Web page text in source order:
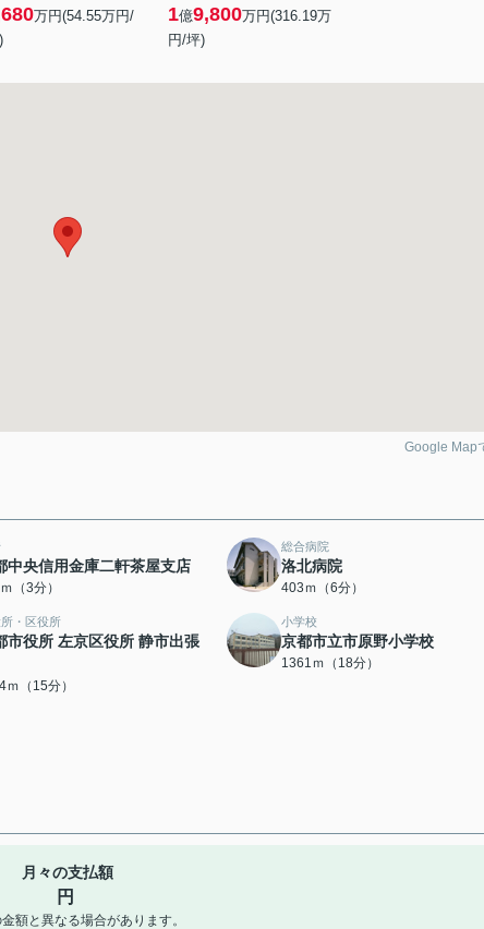
万円(54.55万円/
1億9,800万円(316.19万
円/坪)
Google Map
中央信用金庫二軒茶屋支店
（3分）
総合病院
洛北病院
403ｍ（6分）
・区役所
市役所 左京区役所 静市出張
ｍ（15分）
小学校
京都市立市原野小学校
1361ｍ（18分）
月々の支払額
円
額と異なる場合があります。